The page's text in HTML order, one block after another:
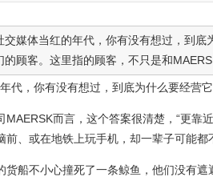
交媒体当红的年代，你有没有想过，到
顾客。这里指的顾客，不只是和
代，你有没有想过，到底为什么要经营
而言，这个答案很清楚，“更靠近
前、或在地铁上玩手机，却一辈子可能
不小心撞死了一条鲸鱼，他们没有遮